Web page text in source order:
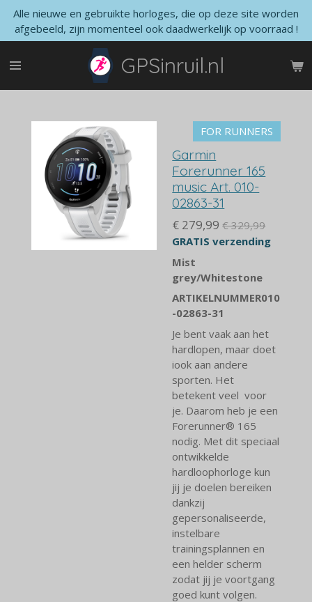
Ga
direct
naar
de
GPSinruil.nl
Alle nieuwe en gebruikte horloges, die op deze site worden
afgebeeld, zijn momenteel ook daadwerkelijk op voorraad !
FOR RUNNERS
Garmin
Forerunner 165
music Art. 010-
02863-31
€ 279,99 € 329,99
GRATIS verzending
Mist
grey/Whitestone
ARTIKELNUMMER010
-02863-31
Je bent vaak aan het
hardlopen, maar doet
iook aan andere
sporten. Het
betekent veel voor
je. Daarom heb je een
Forerunner® 165
nodig. Met dit speciaal
ontwikkelde
hardloophorloge kun
jij je doelen bereiken
dankzij
gepersonaliseerde,
instelbare
trainingsplannen en
een helder scherm
zodat jij je voortgang
goed kunt volgen.